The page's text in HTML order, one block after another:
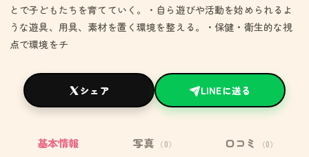
とで子どもたちを育てていく。・自ら遊びや活動を始められるよ
うな遊具、用具、素材を置く環境を整える。・保健・衛生的な視
点で環境をチ
シェア LINEに送る
基本情報 写真 （0） 口コミ （0）